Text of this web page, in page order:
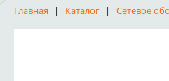
Главная Каталог Сетевое